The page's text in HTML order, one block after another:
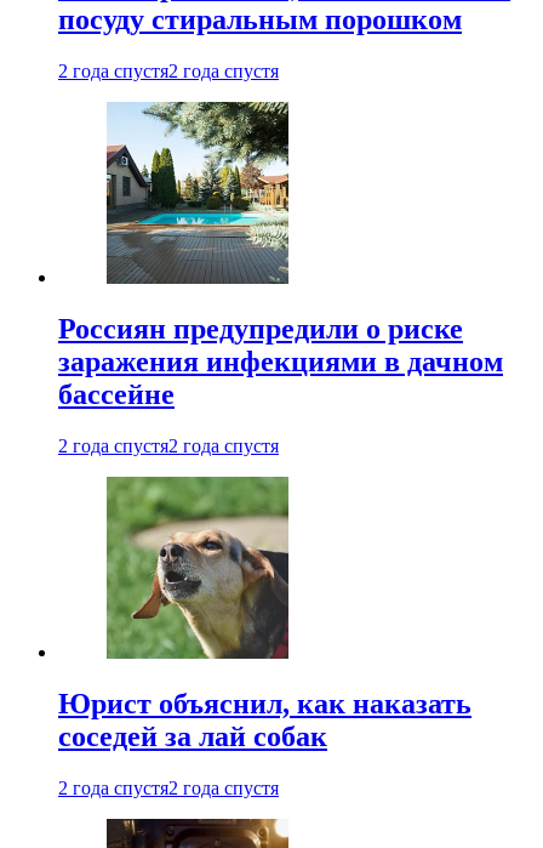
посуду стиральным порошком
2 года спустя2 года спустя
Россиян предупредили о риске
заражения инфекциями в дачном
бассейне
2 года спустя2 года спустя
Юрист объяснил, как наказать
соседей за лай собак
2 года спустя2 года спустя